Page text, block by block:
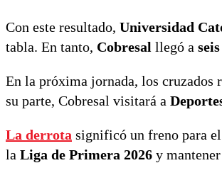
Con este resultado, Universidad
tabla. En tanto, Cobresal llegó a
En la próxima jornada, los cruzados
su parte, Cobresal visitará a
La derrota significó un freno para
la Liga de Primera 2026 y